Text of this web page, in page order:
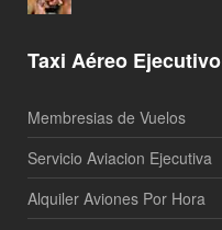
Taxi Aéreo Ejecutivo
Membresias de Vuelos
Servicio Aviacion Ejecutiva
Alquiler Aviones Por Hora